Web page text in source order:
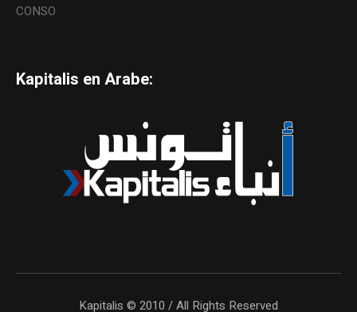
CONSO
Kapitalis en Arabe:
Kapitalis © 2010 / All Rights Reserved